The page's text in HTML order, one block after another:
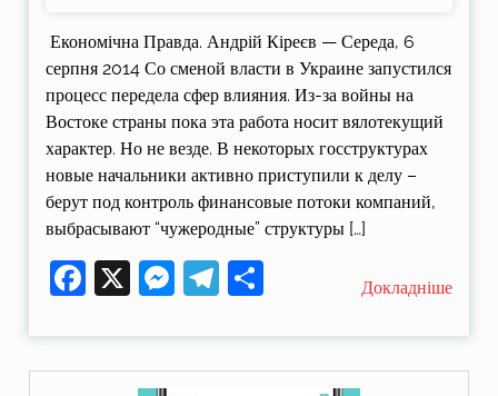
Економічна Правда. Андрій Кіреєв — Середа, 6
серпня 2014 Со сменой власти в Украине запустился
процесс передела сфер влияния. Из-за войны на
Востоке страны пока эта работа носит вялотекущий
характер. Но не везде. В некоторых госструктурах
новые начальники активно приступили к делу –
берут под контроль финансовые потоки компаний,
выбрасывают “чужеродные” структуры […]
Facebook
X Messenger
Telegram
Поділитися
Докладніше